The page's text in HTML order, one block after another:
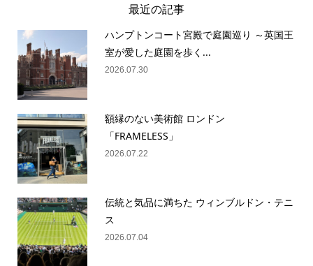
最近の記事
ハンプトンコート宮殿で庭園巡り ～英国王
室が愛した庭園を歩く...
2026.07.30
額縁のない美術館 ロンドン
「FRAMELESS」
2026.07.22
伝統と気品に満ちた ウィンブルドン・テニ
ス
2026.07.04